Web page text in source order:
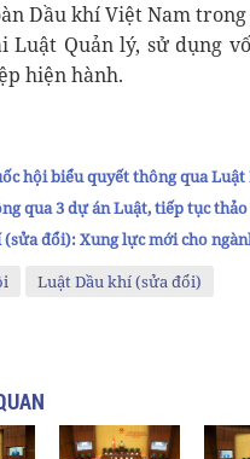
Dầu khí Việt Nam
Luật Quản lý, sử dụng
hiện hành.
hội biểu quyết thông qua
qua 3 dự án Luật, tiếp tục
đổi): Xung lực mới cho
Luật Dầu khí (sửa đổi)